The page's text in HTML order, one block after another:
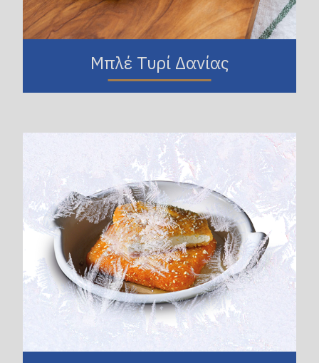
Μπλέ Τυρί Δανίας